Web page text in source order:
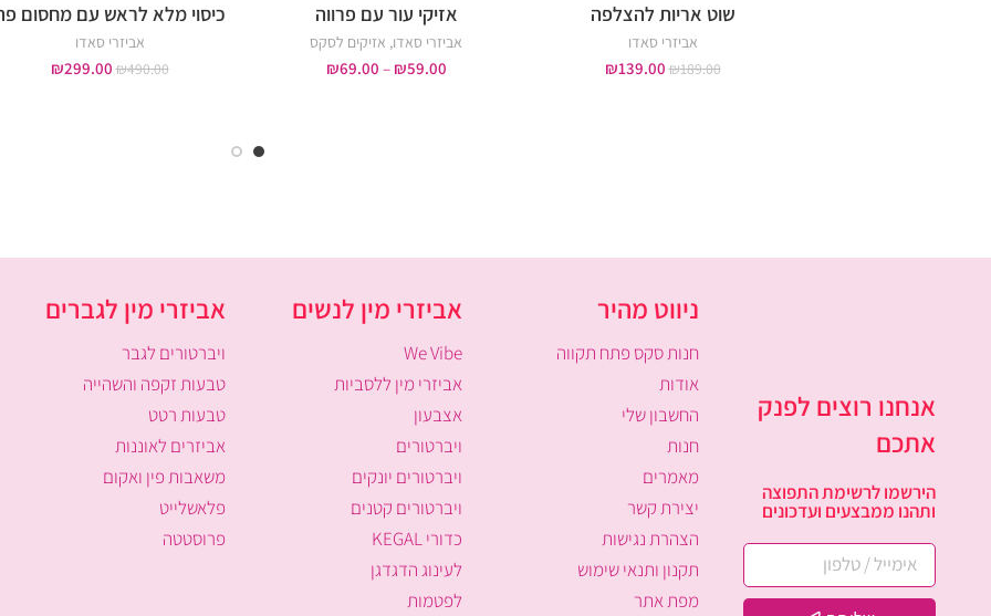
שוט אריות להצלפה
אביזרי סאדו
₪189.00
₪139.00
אזיקי עור עם פרווה
אביזרי סאדו, אזיקים לסקס
₪59.00
–
₪69.00
כיסוי מלא לראש עם מחסום
אביזרי סאדו
₪490.00
₪299.00
אנחנו רוצים לפנק
אתכם
הירשמו לרשימת התפוצה
ותהנו ממבצעים ועדכונים
ניווט מהיר
חנות סקס פתח תקווה
אודות
החשבון שלי
חנות
מאמרים
יצירת קשר
הצהרת נגישות
תקנון ותנאי שימוש
מפת אתר
אביזרי מין לנשים
We Vibe
אביזרי מין ללסביות
אצבעון
ויברטורים
ויברטורים יונקים
ויברטורים קטנים
כדורי KEGAL
לעינוג הדגדגן
לפטמות
אביזרי מין לגברים
ויברטורים לגבר
טבעות זקפה והשהייה
טבעות רטט
אביזרים לאוננות
משאבות פין ואקום
פלאשלייט
פרוסטטה